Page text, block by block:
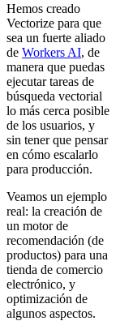
Hemos creado
Vectorize para que
sea un fuerte aliado
de Workers AI, de
manera que puedas
ejecutar tareas de
búsqueda vectorial
lo más cerca posible
de los usuarios, y
sin tener que pensar
en cómo escalarlo
para producción.
Veamos un ejemplo
real: la creación de
un motor de
recomendación (de
productos) para una
tienda de comercio
electrónico, y
optimización de
algunos aspectos.